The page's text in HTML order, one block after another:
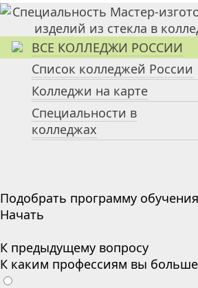
ВСЕ КОЛЛЕДЖИ РОССИИ
Список колледжей России
Колледжи на карте
Специальности в
колледжах
Подобрать программу обучения
Начать
К предыдущему вопросу
К каким профессиям вы